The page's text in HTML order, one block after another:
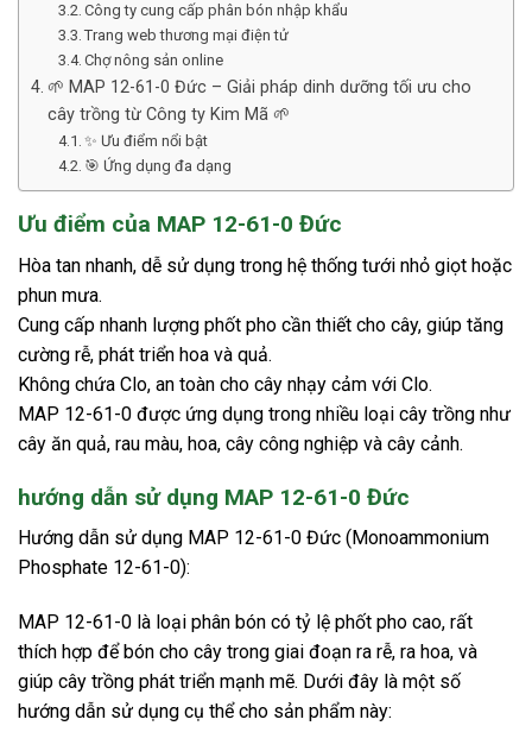
Công ty cung cấp phân bón nhập khẩu
Trang web thương mại điện tử
Chợ nông sản online
🌱 MAP 12-61-0 Đức – Giải pháp dinh dưỡng tối ưu cho
cây trồng từ Công ty Kim Mã 🌱
✨ Ưu điểm nổi bật
🎯 Ứng dụng đa dạng
Ưu điểm của MAP 12-61-0 Đức
Hòa tan nhanh, dễ sử dụng trong hệ thống tưới nhỏ giọt hoặc
phun mưa.
Cung cấp nhanh lượng phốt pho cần thiết cho cây, giúp tăng
cường rễ, phát triển hoa và quả.
Không chứa Clo, an toàn cho cây nhạy cảm với Clo.
MAP 12-61-0 được ứng dụng trong nhiều loại cây trồng như
cây ăn quả, rau màu, hoa, cây công nghiệp và cây cảnh.
hướng dẫn sử dụng MAP 12-61-0 Đức
Hướng dẫn sử dụng MAP 12-61-0 Đức (Monoammonium
Phosphate 12-61-0):
MAP 12-61-0 là loại phân bón có tỷ lệ phốt pho cao, rất
thích hợp để bón cho cây trong giai đoạn ra rễ, ra hoa, và
giúp cây trồng phát triển mạnh mẽ. Dưới đây là một số
hướng dẫn sử dụng cụ thể cho sản phẩm này: